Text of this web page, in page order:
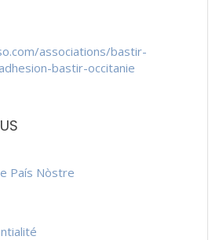
associations/bastir-
bastir-occitanie
País Nòstre